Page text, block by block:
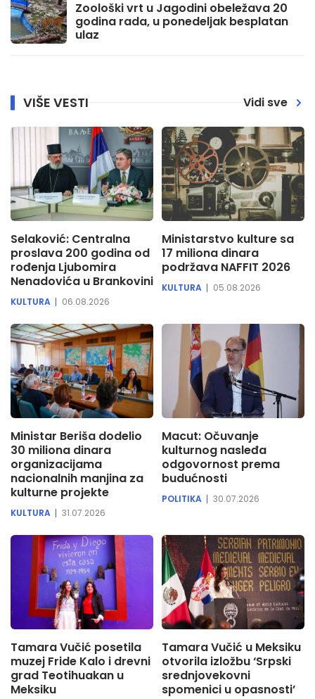
Zoološki vrt u Jagodini obeležava 20
godina rada, u ponedeljak besplatan
ulaz
VIŠE VESTI Vidi sve
Selaković: Centralna
proslava 200 godina od
rođenja Ljubomira
Nenadovića u Brankovini
KULTURA 06.08.2026
Ministarstvo kulture sa
17 miliona dinara
podržava NAFFIT 2026
KULTURA 05.08.2026
Ministar Beriša dodelio
30 miliona dinara
organizacijama
nacionalnih manjina za
kulturne projekte
KULTURA 31.07.2026
Macut: Očuvanje
kulturnog nasleđa
odgovornost prema
budućnosti
POLITIKA 30.07.2026
Tamara Vučić posetila
muzej Fride Kalo i drevni
grad Teotihuakan u
Meksiku
Tamara Vučić u Meksiku
otvorila izložbu ‘Srpski
srednjovekovni
spomenici u opasnosti’